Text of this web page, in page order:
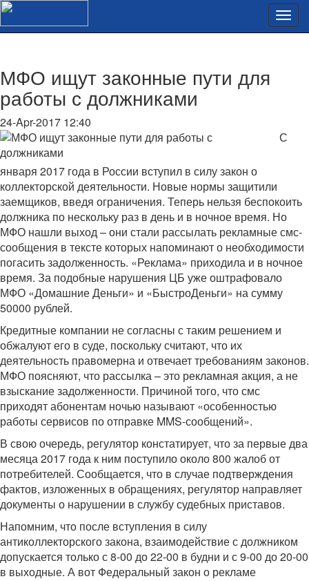
МФО ищут законные пути для
работы с должниками
24-Apr-2017 12:40
С
января 2017 года в России вступил в силу закон о
коллекторской деятельности. Новые нормы защитили
заемщиков, введя ограничения. Теперь нельзя беспокоить
должника по нескольку раз в день и в ночное время. Но
МФО нашли выход – они стали рассылать рекламные смс-
сообщения в тексте которых напоминают о необходимости
погасить задолженность. «Реклама» приходила и в ночное
время. За подобные нарушения ЦБ уже оштрафовало
МФО «Домашние Деньги» и «БыстроДеньги» на сумму
50000 рублей.
Кредитные компании не согласны с таким решением и
обжалуют его в суде, поскольку считают, что их
деятельность правомерна и отвечает требованиям законов.
МФО поясняют, что рассылка – это рекламная акция, а не
взыскание задолженности. Причиной того, что смс
приходят абонентам ночью называют «особенностью
работы сервисов по отправке MMS-сообщений».
В свою очередь, регулятор констатирует, что за первые два
месяца 2017 года к ним поступило около 800 жалоб от
потребителей. Сообщается, что в случае подтверждения
фактов, изложенных в обращениях, регулятор направляет
документы о нарушении в службу судебных приставов.
Напомним, что после вступления в силу
антиколлекторского закона, взаимодействие с должником
допускается только с 8-00 до 22-00 в будни и с 9-00 до 20-00
в выходные. А вот Федеральный закон о рекламе